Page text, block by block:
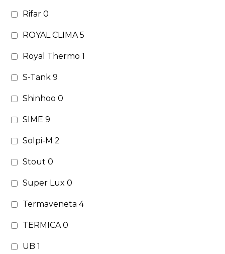
Rifar0
ROYAL CLIMA5
Royal Thermo1
S-Tank9
Shinhoo0
SIME9
Solpi-M2
Stout0
Super Lux0
Termaveneta4
TERMICA0
UB1